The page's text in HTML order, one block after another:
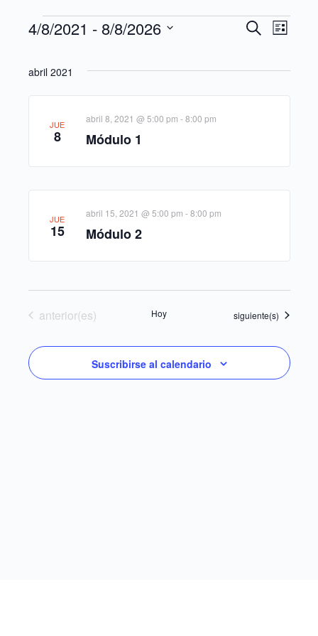
búsqueda
Buscar
vistas
Lista
4/8/2021 - 8/8/2026
la
abril 2021
JUE
8 Módulo 1
abril 8, 2021 @ 5:00 pm -8:00 pm
JUE
15 Módulo 2
abril 15, 2021 @ 5:00 pm -8:00 pm
Eventos
anterior(es) Hoy Eventos
siguiente(s)
Suscribirse al calendario